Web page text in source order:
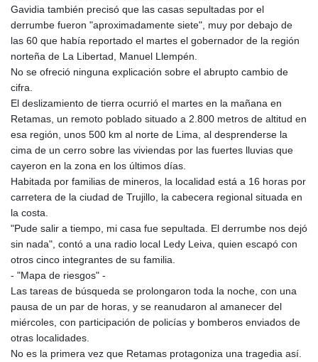
Gavidia también precisó que las casas sepultadas por el
derrumbe fueron "aproximadamente siete", muy por debajo de
las 60 que había reportado el martes el gobernador de la región
norteña de La Libertad, Manuel Llempén.
No se ofreció ninguna explicación sobre el abrupto cambio de
cifra.
El deslizamiento de tierra ocurrió el martes en la mañana en
Retamas, un remoto poblado situado a 2.800 metros de altitud en
esa región, unos 500 km al norte de Lima, al desprenderse la
cima de un cerro sobre las viviendas por las fuertes lluvias que
cayeron en la zona en los últimos días.
Habitada por familias de mineros, la localidad está a 16 horas por
carretera de la ciudad de Trujillo, la cabecera regional situada en
la costa.
"Pude salir a tiempo, mi casa fue sepultada. El derrumbe nos dejó
sin nada", contó a una radio local Ledy Leiva, quien escapó con
otros cinco integrantes de su familia.
- "Mapa de riesgos" -
Las tareas de búsqueda se prolongaron toda la noche, con una
pausa de un par de horas, y se reanudaron al amanecer del
miércoles, con participación de policías y bomberos enviados de
otras localidades.
No es la primera vez que Retamas protagoniza una tragedia así.